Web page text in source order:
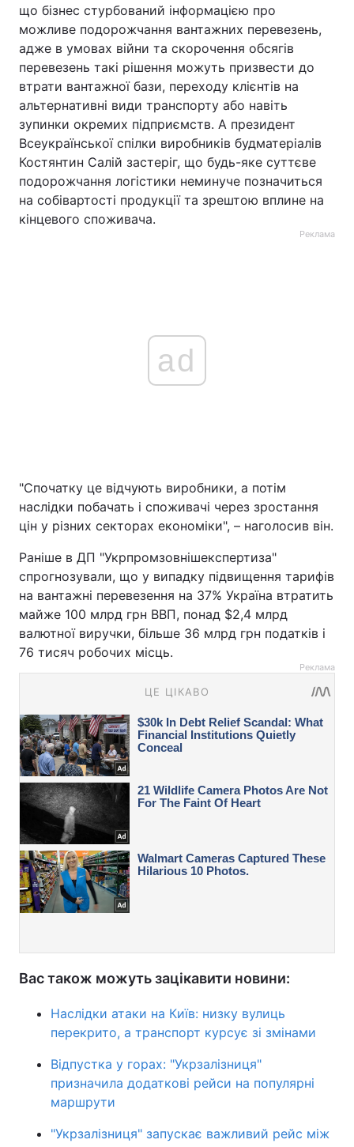
що бізнес стурбований інформацією про
можливе подорожчання вантажних перевезень,
адже в умовах війни та скорочення обсягів
перевезень такі рішення можуть призвести до
втрати вантажної бази, переходу клієнтів на
альтернативні види транспорту або навіть
зупинки окремих підприємств. А президент
Всеукраїнської спілки виробників будматеріалів
Костянтин Салій застеріг, що будь-яке суттєве
подорожчання логістики неминуче позначиться
на собівартості продукції та зрештою вплине на
кінцевого споживача.
Реклама
ad
"Спочатку це відчують виробники, а потім
наслідки побачать і споживачі через зростання
цін у різних секторах економіки", – наголосив він.
Раніше в ДП "Укрпромзовнішекспертиза"
спрогнозували, що у випадку підвищення тарифів
на вантажні перевезення на 37% Україна втратить
майже 100 млрд грн ВВП, понад $2,4 млрд
валютної виручки, більше 36 млрд грн податків і
76 тисяч робочих місць.
Реклама
Вас також можуть зацікавити новини:
Наслідки атаки на Київ: низку вулиць
перекрито, а транспорт курсує зі змінами
Відпустка у горах: "Укрзалізниця"
призначила додаткові рейси на популярні
маршрути
"Укрзалізниця" запускає важливий рейс між